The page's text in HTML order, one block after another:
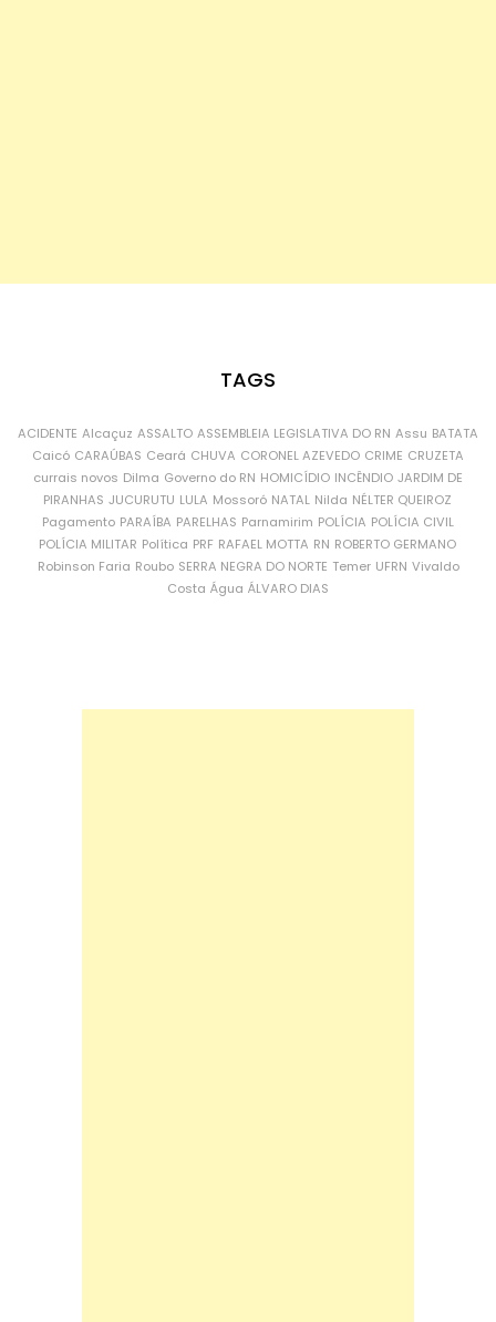
TAGS
ACIDENTE Alcaçuz ASSALTO ASSEMBLEIA LEGISLATIVA DO RN Assu BATATA
Caicó CARAÚBAS Ceará CHUVA CORONEL AZEVEDO CRIME CRUZETA
currais novos Dilma Governo do RN HOMICÍDIO INCÊNDIO JARDIM DE
PIRANHAS JUCURUTU LULA Mossoró NATAL Nilda NÉLTER QUEIROZ
Pagamento PARAÍBA PARELHAS Parnamirim POLÍCIA POLÍCIA CIVIL
POLÍCIA MILITAR Política PRF RAFAEL MOTTA RN ROBERTO GERMANO
Robinson Faria Roubo SERRA NEGRA DO NORTE Temer UFRN Vivaldo
Costa Água ÁLVARO DIAS